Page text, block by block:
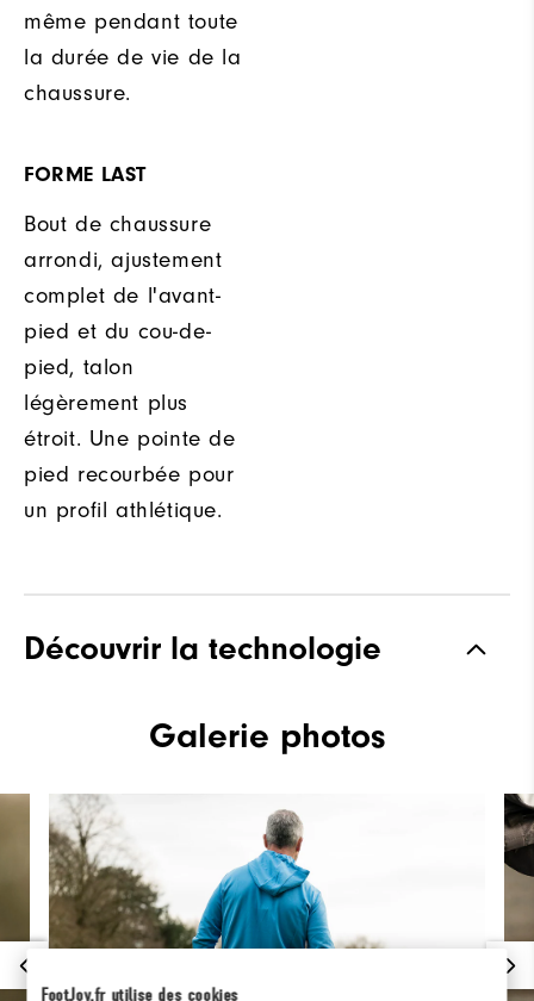
FootJoy.fr utilise des cookies
même pendant toute
la durée de vie de la
chaussure.
FORME LAST
Bout de chaussure
arrondi, ajustement
complet de l'avant-
pied et du cou-de-
pied, talon
légèrement plus
étroit. Une pointe de
pied recourbée pour
un profil athlétique.
Découvrir la technologie
Galerie photos